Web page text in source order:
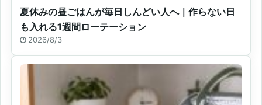
夏休みの昼ごはんが毎日しんどい人へ｜作らない日
も入れる1週間ローテーション
2026/8/3